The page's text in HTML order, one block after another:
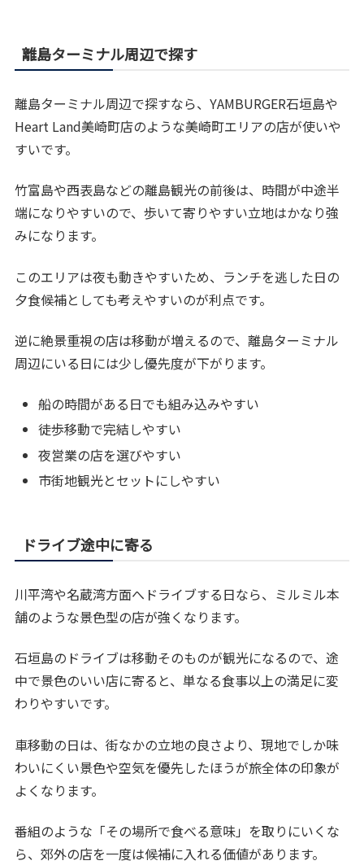
離島ターミナル周辺で探す
離島ターミナル周辺で探すなら、YAMBURGER石垣島や
Heart Land美崎町店のような美崎町エリアの店が使いや
すいです。
竹富島や西表島などの離島観光の前後は、時間が中途半
端になりやすいので、歩いて寄りやすい立地はかなり強
みになります。
このエリアは夜も動きやすいため、ランチを逃した日の
夕食候補としても考えやすいのが利点です。
逆に絶景重視の店は移動が増えるので、離島ターミナル
周辺にいる日には少し優先度が下がります。
船の時間がある日でも組み込みやすい
徒歩移動で完結しやすい
夜営業の店を選びやすい
市街地観光とセットにしやすい
ドライブ途中に寄る
川平湾や名蔵湾方面へドライブする日なら、ミルミル本
舗のような景色型の店が強くなります。
石垣島のドライブは移動そのものが観光になるので、途
中で景色のいい店に寄ると、単なる食事以上の満足に変
わりやすいです。
車移動の日は、街なかの立地の良さより、現地でしか味
わいにくい景色や空気を優先したほうが旅全体の印象が
よくなります。
番組のような「その場所で食べる意味」を取りにいくな
ら、郊外の店を一度は候補に入れる価値があります。